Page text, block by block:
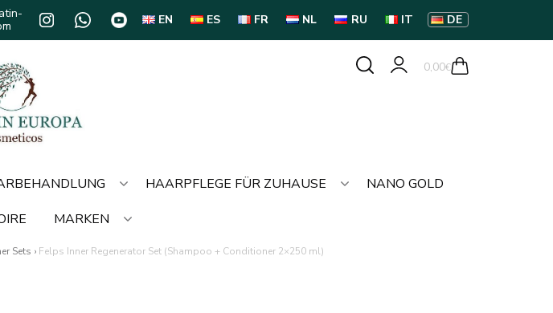
EN ES FR NL RU IT DE
0,00€
HAARPFLEGE FÜR ZUHAUSE
NANO GOLD
MARKEN
Sets › Felps Inner Regenerator Set (Shampoo + Conditioner 2×250 ml)